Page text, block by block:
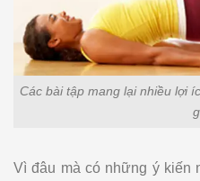
Các bài tập mang lại nhiều lợi
Vì đâu mà có những ý kiến